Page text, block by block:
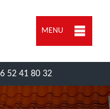
MENU
52 41 80 32